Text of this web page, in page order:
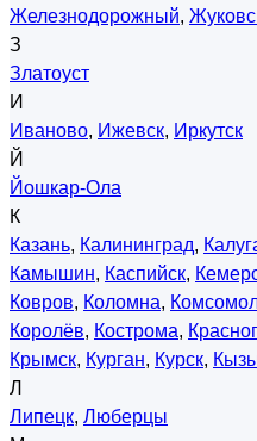
Железнодорожный,
З
Златоуст
И
Иваново, Ижевск, Иркутск
Й
Йошкар-Ола
К
Казань, Калининград,
Камышин, Каспийск,
Ковров, Коломна,
Королёв, Кострома,
Крымск, Курган, Курск,
Л
Липецк, Люберцы